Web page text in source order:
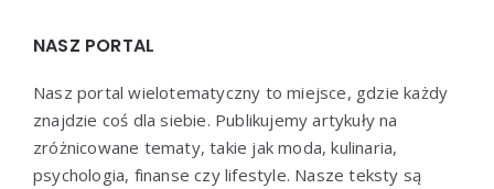
NASZ PORTAL
Nasz portal wielotematyczny to miejsce, gdzie każdy
znajdzie coś dla siebie. Publikujemy artykuły na
zróżnicowane tematy, takie jak moda, kulinaria,
psychologia, finanse czy lifestyle. Nasze teksty są